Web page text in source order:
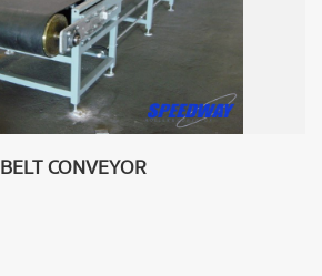
BELT CONVEYOR